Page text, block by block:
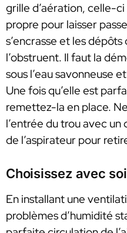
grille d’aération, celle-
propre pour laisser
s’encrasse et les
l’obstruent. Il faut la
sous l’eau savonneuse
Une fois qu’elle est
remettez-la en place.
l’entrée du trou avec
de l’aspirateur pour
Choisissez avec
En installant une
problèmes d’humidité